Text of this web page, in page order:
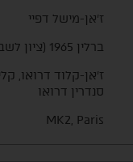
ז'אן-מישל דפיי
ברלין 1965 (ציון לשבח)
ז'אן-קלוד דרואו,
סנדרין דרואו
MK2, Paris